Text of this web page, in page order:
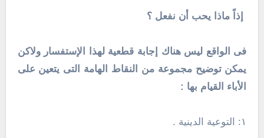
إذاً ماذا يحب أن نفعل ؟
فى الواقع ليس هناك إجابة قطعية لهذا الإستفسار ولاكن
يمكن توضيح مجموعة من النقاط الهامة التى يتعين على
الأباء القيام بها :
١: التوعية الدينية .